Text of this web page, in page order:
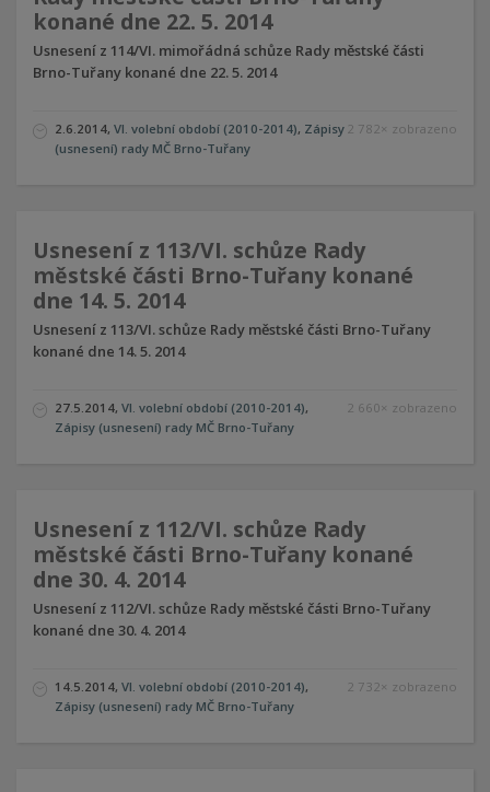
konané dne 22. 5. 2014
Usnesení z 114/VI. mimořádná schůze Rady městské části
Brno-Tuřany konané dne 22. 5. 2014
2 782× zobrazeno
2.6.2014, VI. volební období (2010-2014), Zápisy
(usnesení) rady MČ Brno-Tuřany
Usnesení z 113/VI. schůze Rady
městské části Brno-Tuřany konané
dne 14. 5. 2014
Usnesení z 113/VI. schůze Rady městské části Brno-Tuřany
konané dne 14. 5. 2014
2 660× zobrazeno
27.5.2014, VI. volební období (2010-2014),
Zápisy (usnesení) rady MČ Brno-Tuřany
Usnesení z 112/VI. schůze Rady
městské části Brno-Tuřany konané
dne 30. 4. 2014
Usnesení z 112/VI. schůze Rady městské části Brno-Tuřany
konané dne 30. 4. 2014
2 732× zobrazeno
14.5.2014, VI. volební období (2010-2014),
Zápisy (usnesení) rady MČ Brno-Tuřany